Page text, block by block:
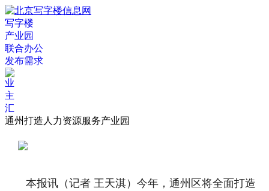
写字楼
产业园
联合办公
发布需求
通州打造人力资源服务产业园
本报讯（记者 王天淇）今年，通州区将全面打造